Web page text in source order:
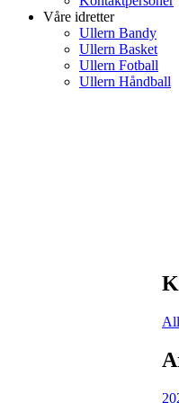
Våre idretter
Ullern Bandy
Ullern Basket
Ullern Fotball
Ullern Håndball